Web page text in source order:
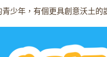
少年，有個更具創意沃土